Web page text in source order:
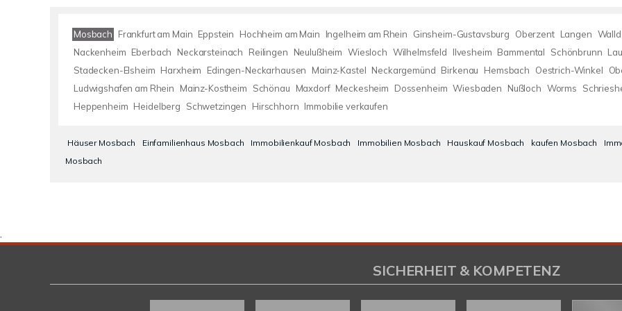
Mosbach Frankfurt am Main Eppstein Hochheim am Main Ingelheim am Rhein Ginsheim-Gustavsburg Oberzent Langen
Nackenheim Eberbach Neckarsteinach Reilingen Neulußheim Wiesloch Wilhelmsfeld Ilvesheim Bammental Schönbrunn
Stadecken-Elsheim Harxheim Edingen-Neckarhausen Mainz-Kastel Neckargemünd Birkenau Hemsbach Oestrich-Winkel
Ludwigshafen am Rhein
Mainz-Kostheim Schönau Maxdorf Meckesheim Dossenheim Wiesbaden Nußloch Worms
Heppenheim Heidelberg Schwetzingen Hirschhorn Immobilie verkaufen
Häuser Mosbach Einfamilienhaus Mosbach Immobilienkauf Mosbach Immobilien Mosbach Hauskauf Mosbach kaufen Mosbach
Mosbach
.
SICHERHEIT & KOMPETENZ